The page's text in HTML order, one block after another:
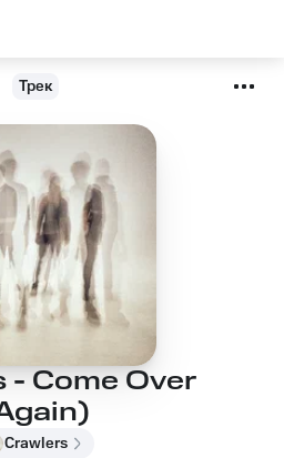
Трек
- Come Over
Crawlers